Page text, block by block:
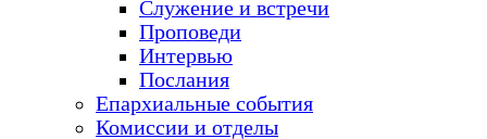
Служение и встречи
Проповеди
Интервью
Послания
Епархиальные события
Комиссии и отделы